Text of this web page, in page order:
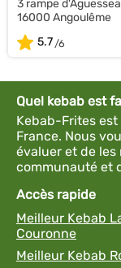
3 rampe
16000 Angoulême
5.7
Quel kebab est
Kebab-Frites
France. Nous
évaluer et de
communauté et
Accès rapide
Meilleur Kebab
Couronne
Meilleur Kebab